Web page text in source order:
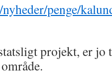
penge/
projekt, er